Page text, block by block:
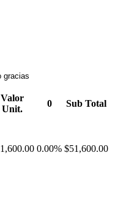
gracias
Valor
Unit.
0 Sub Total
0.00% $51,600.00